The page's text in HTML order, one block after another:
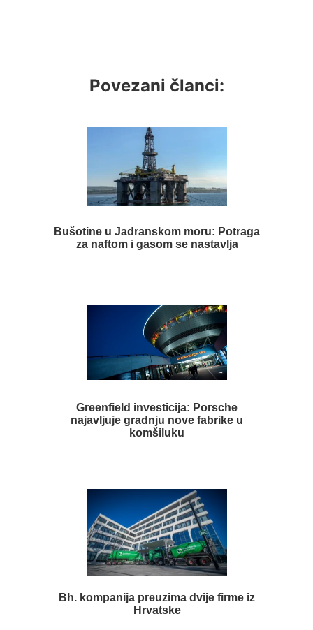
Povezani članci:
Bušotine u Jadranskom moru: Potraga
za naftom i gasom se nastavlja
Greenfield investicija: Porsche
najavljuje gradnju nove fabrike u
komšiluku
Bh. kompanija preuzima dvije firme iz
Hrvatske